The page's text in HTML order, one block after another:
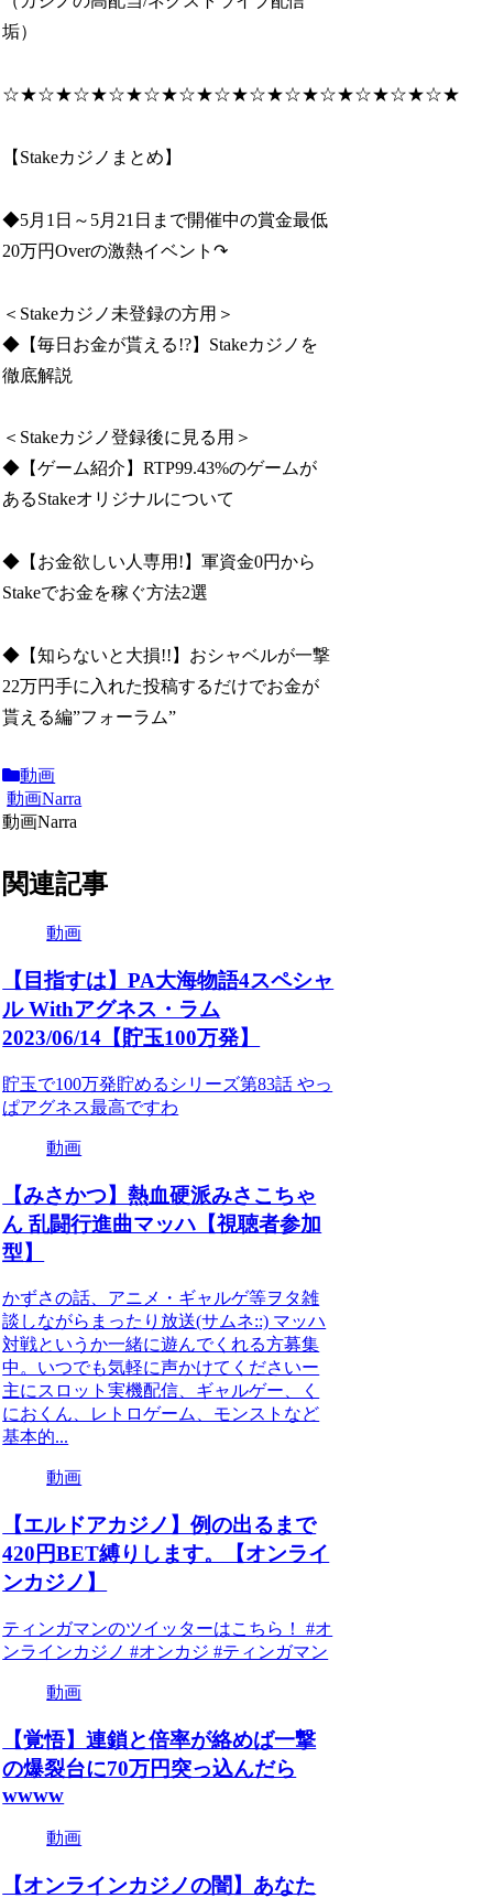
垢）
☆★☆★☆★☆★☆★☆★☆★☆★☆★☆★☆★☆★☆★
【Stakeカジノまとめ】
◆5月1日～5月21日まで開催中の賞金最低
20万円Overの激熱イベント↷
＜Stakeカジノ未登録の方用＞
◆【毎日お金が貰える!?】Stakeカジノを
徹底解説
＜Stakeカジノ登録後に見る用＞
◆【ゲーム紹介】RTP99.43%のゲームが
あるStakeオリジナルについて
◆【お金欲しい人専用!】軍資金0円から
Stakeでお金を稼ぐ方法2選
◆【知らないと大損!!】おシャベルが一撃
22万円手に入れた投稿するだけでお金が
貰える編”フォーラム”
動画
動画Narra
動画Narra
関連記事
動画
【目指すは】PA大海物語4スペシャ
ル Withアグネス・ラム
2023/06/14【貯玉100万発】
貯玉で100万発貯めるシリーズ第83話 やっ
ぱアグネス最高ですわ
動画
【みさかつ】熱血硬派みさこちゃ
ん 乱闘行進曲マッハ【視聴者参加
型】
かずさの話、アニメ・ギャルゲ等ヲタ雑
談しながらまったり放送(サムネ::) マッハ
対戦というか一緒に遊んでくれる方募集
中。いつでも気軽に声かけてくださいー
主にスロット実機配信、ギャルゲー、く
におくん、レトロゲーム、モンストなど
基本的...
動画
【エルドアカジノ】例の出るまで
420円BET縛りします。【オンライ
ンカジノ】
ティンガマンのツイッターはこちら！ #オ
ンラインカジノ #オンカジ #ティンガマン
動画
【覚悟】連鎖と倍率が絡めば一撃
の爆裂台に70万円突っ込んだら
wwww
動画
【オンラインカジノの闇】あなた